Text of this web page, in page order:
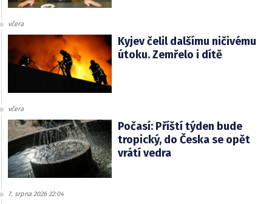
včera
Kyjev čelil dalšímu ničivému
útoku. Zemřelo i dítě
včera
Počasí: Příští týden bude
tropický, do Česka se opět
vrátí vedra
7. srpna 2026 22:04